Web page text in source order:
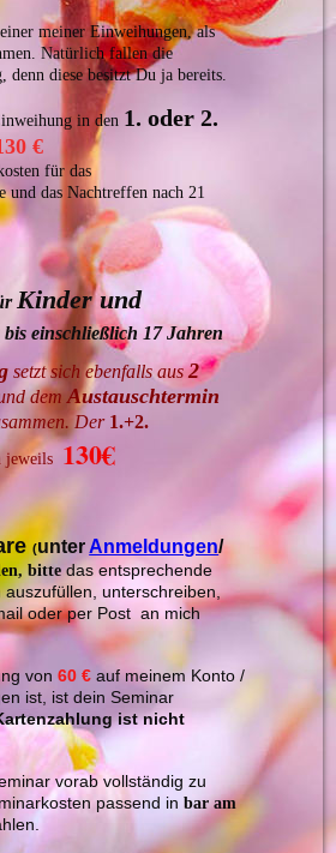
meiner Einweihungen, als
Natürlich fallen die
denn diese besitzt Du ja bereits.
in den 1. oder 2.
€
für das
und das Nachtreffen nach 21
Kinder und
bis einschließlich 17 Jahren
setzt sich ebenfalls aus2
demAustauschtermin
Der1.+2.
jeweils 130€
(unter Anmeldungen/
bittedas entsprechende
unterschreiben,
oder per Post an mich
von60 € auf meinem Konto /
ist, ist dein Seminar
ist nicht
vorab vollständig zu
passend inbar am